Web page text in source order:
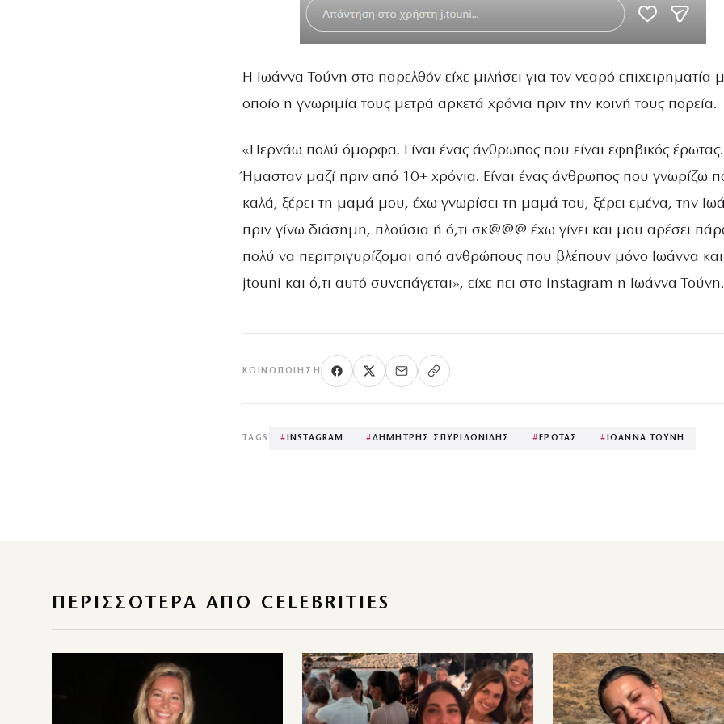
Η Ιωάννα Τούνη στο παρελθόν είχε μιλήσει για τον νεαρό επιχειρηματία
οποίο η γνωριμία τους μετρά αρκετά χρόνια πριν την κοινή τους πορεία.
«Περνάω πολύ όμορφα. Είναι ένας άνθρωπος που είναι εφηβικός έρωτας.
Ήμασταν μαζί πριν από 10+ χρόνια. Είναι ένας άνθρωπος που γνωρίζω
καλά, ξέρει τη μαμά μου, έχω γνωρίσει τη μαμά του, ξέρει εμένα, την
πριν γίνω διάσημη, πλούσια ή ό,τι σκ@@@ έχω γίνει και μου αρέσει
πολύ να περιτριγυρίζομαι από ανθρώπους που βλέπουν μόνο Ιωάννα και
jtouni και ό,τι αυτό συνεπάγεται», είχε πει στο instagram η Ιωάννα Τούνη.
ΚΟΙΝΟΠΟΊΗΣΗ
TAGS # INSTAGRAM #ΔΗΜΗΤΡΗΣ ΣΠΥΡΙΔΩΝΙΔΗΣ # ΕΡΩΤΑΣ # ΙΩΑΝΝΑ ΤΟΥΝΗ
ΠΕΡΙΣΣΌΤΕΡΑ ΑΠΌ CELEBRITIES